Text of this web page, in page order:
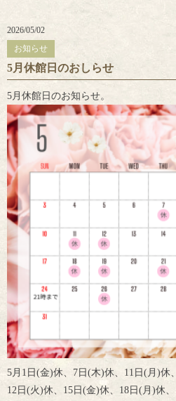
2026/05/02
お知らせ
5月休館日のおしらせ
5月休館日のお知らせ。
5月1日(金)休、 7日(木)休、 11日(月)休、
12日(火)休、 15日(金)休、 18日(月)休、